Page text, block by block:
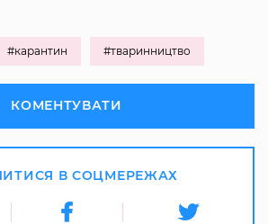
#карантин #тваринництво
КОМЕНТУВАТИ
В СОЦМЕРЕЖАХ